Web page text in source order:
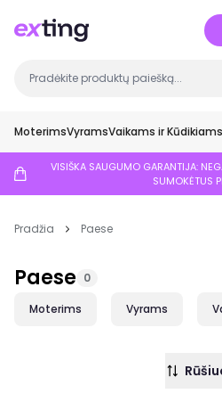
MoterimsVyramsVaikams ir Kūdikiams
VISIŠKA SAUGUMO GARANTIJA:
SUMOKĖTUS
Pradžia Paese
Paese 0
Moterims Vyrams